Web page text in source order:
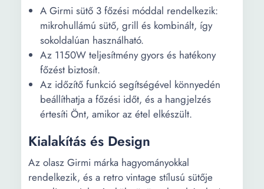
A Girmi sütő 3 főzési móddal rendelkezik:
mikrohullámú sütő, grill és kombinált, így
sokoldalúan használható.
Az 1150W teljesítmény gyors és hatékony
főzést biztosít.
Az időzítő funkció segítségével könnyedén
beállíthatja a főzési időt, és a hangjelzés
értesíti Önt, amikor az étel elkészült.
Kialakítás és Design
Az olasz Girmi márka hagyományokkal
rendelkezik, és a retro vintage stílusú sütője